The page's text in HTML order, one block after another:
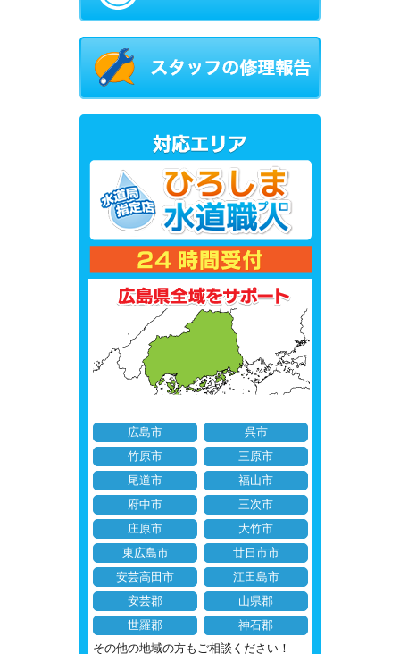
広島市
呉市
竹原市
三原市
尾道市
福山市
府中市
三次市
庄原市
大竹市
東広島市
廿日市市
安芸高田市
江田島市
安芸郡
山県郡
世羅郡
神石郡
その他の地域の方もご相談ください！